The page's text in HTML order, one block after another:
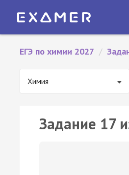
ЕГЭ по химии 2027 /
Химия
Задание 17